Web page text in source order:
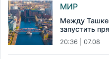
МИР
Между
запустить
20:36 | 07.08